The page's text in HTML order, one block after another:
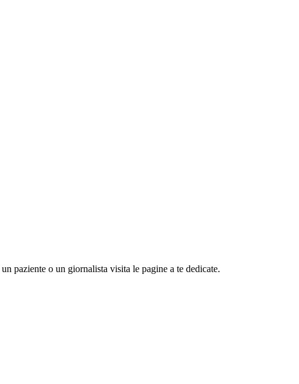
paziente o un giornalista visita le pagine a te dedicate.